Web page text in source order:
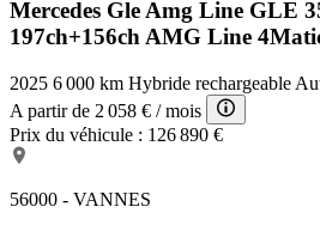
Mercedes Gle Amg Line GLE
197ch+156ch AMG Line
2025 6 000 km Hybride rechargeable
A partir de 2 058 € / mois
Prix du véhicule : 126 890 €
56000 - VANNES